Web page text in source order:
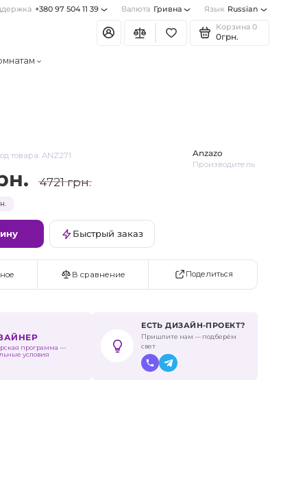
+380 97 504 11 39 Валюта Гривна Язык Russian
Корзина 0
0грн.
товара: ANZ271
Anzazo
Производитель
4721 грн.
Быстрый заказ
В сравнение Поделиться
программа —
условия
ЕСТЬ ДИЗАЙН-ПРОЕКТ?
Пришлите нам — подберём
свет